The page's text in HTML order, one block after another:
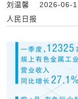
刘温馨 2026-06-
人民日报